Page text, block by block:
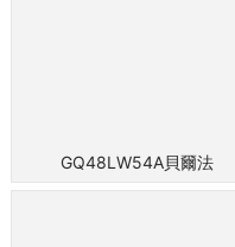
GQ48LW54A貝爾法